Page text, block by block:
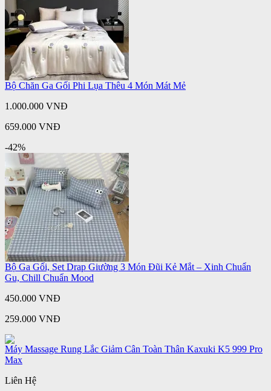
Bộ Chăn Ga Gối Phi Lụa Thêu 4 Món Mát Mẻ
1.000.000 VNĐ
659.000 VNĐ
-42%
Bộ Ga Gối, Set Drap Giường 3 Món Đũi Kẻ Mắt – Xinh Chuẩn
Gu, Chill Chuẩn Mood
450.000 VNĐ
259.000 VNĐ
Máy Massage Rung Lắc Giảm Cân Toàn Thân Kaxuki K5 999 Pro
Max
Liên Hệ